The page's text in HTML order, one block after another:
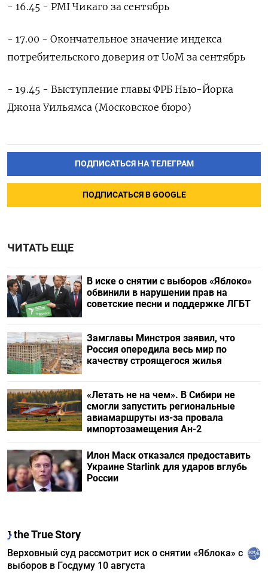
- 16.45 - PMI Чикаго за сентябрь
- 17.00 - Окончательное значение индекса
потребительского доверия от UoM за сентябрь
- 19.45 - Выступление главы ФРБ Нью-Йорка
Джона Уильямса (Московское бюро)
ПОДПИСАТЬСЯ НА ТЕЛЕГРАМ
ПОДПИСАТЬСЯ В GOOGLE
ЧИТАТЬ ЕЩЕ
В иске о снятии с выборов «Яблоко»
обвинили в нарушении прав на
советские песни и поддержке ЛГБТ
Замглавы Минстроя заявил, что
Россия опередила весь мир по
качеству строящегося жилья
«Летать не на чем». В Сибири не
смогли запустить региональные
авиамаршруты из-за провала
импортозамещения Ан-2
Илон Маск отказался предоставить
Украине Starlink для ударов вглубь
России